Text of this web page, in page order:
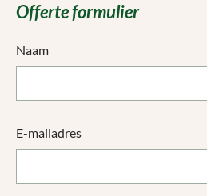
Offerte formulier
Naam
E-mailadres